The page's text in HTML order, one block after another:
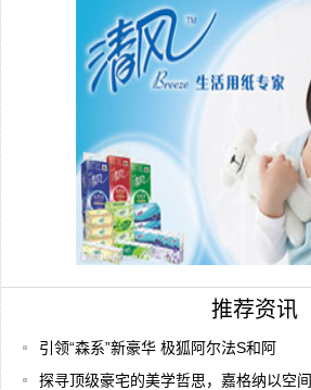
华为4月21日发布荣耀畅想7Plus
推荐资讯
引领“森系”新豪华 极狐阿尔法S和阿
探寻顶级豪宅的美学哲思，嘉格纳以空间